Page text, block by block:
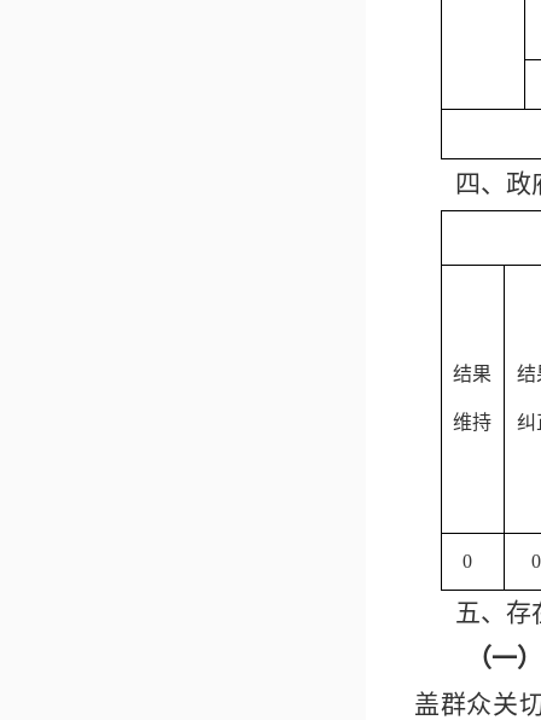
四、政
结果
维持
结
纠
0 0
五、存
（一
盖群众关